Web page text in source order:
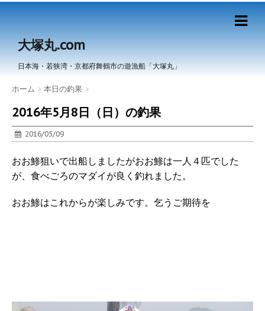
大塚丸.com
日本海・若狭湾・京都府舞鶴市の遊漁船「大塚丸」
ホーム > 本日の釣果 >
2016年5月8日（日）の釣果
2016/05/09
おお鯵狙いで出船しましたがおお鯵は一人４匹でした
が、食べごろのマダイが良く釣れました。
おお鯵はこれからが楽しみです。乞うご期待を